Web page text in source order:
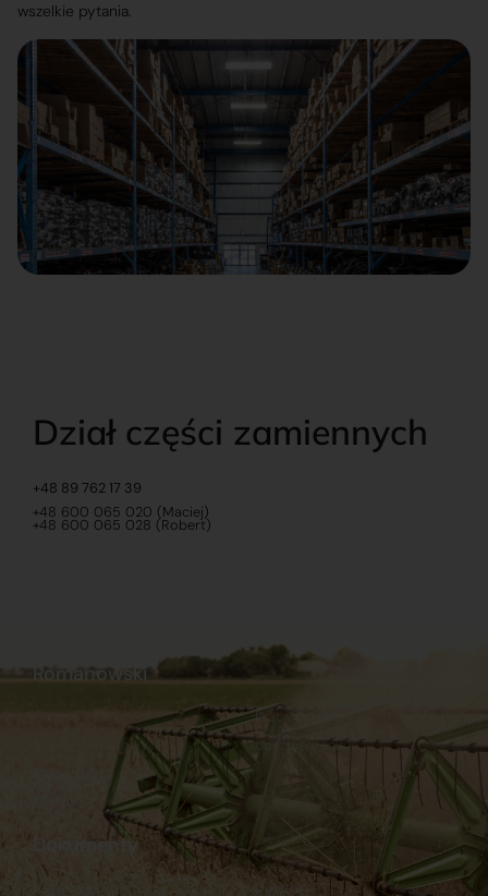
wszelkie pytania.
Dział części zamiennych
+48 89 762 17 39
+48 600 065 020 (Maciej)
+48 600 065 028 (Robert)
Dokumenty
Regulamin Dostawy
Romanowski
Sklep internetowy
Praca
Ubezpieczenia